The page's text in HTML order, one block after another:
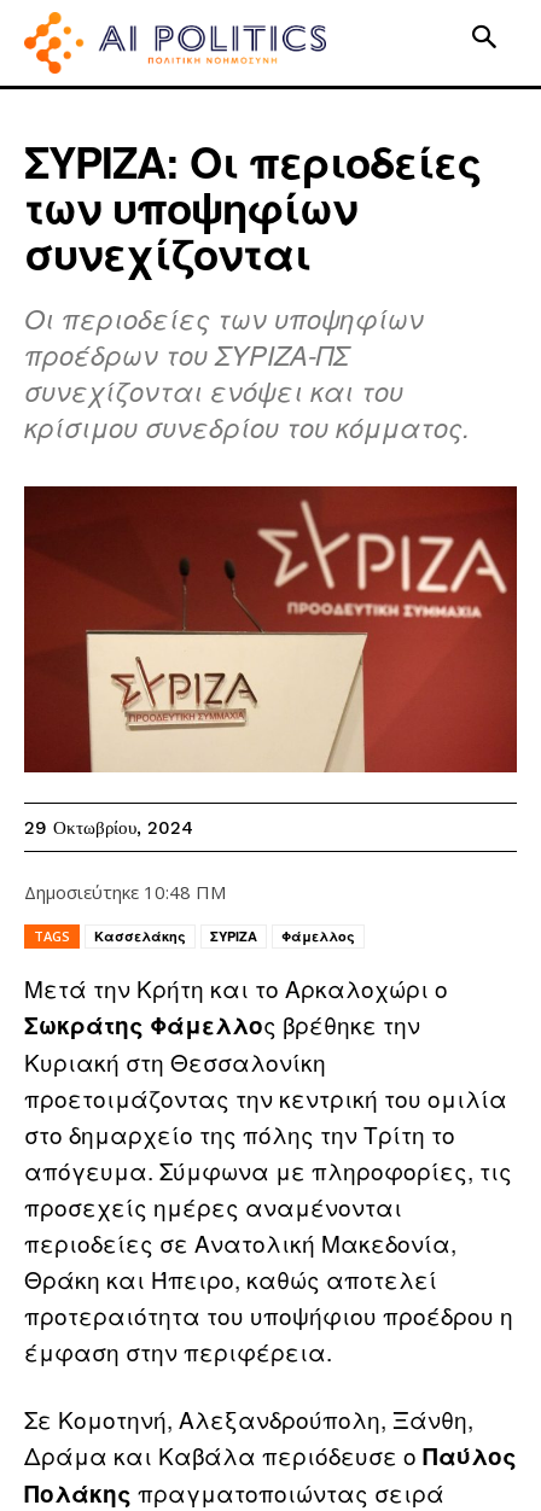
ΣΥΡΙΖΑ: Οι περιοδείες
των υποψηφίων
συνεχίζονται
Οι περιοδείες των υποψηφίων
προέδρων του ΣΥΡΙΖΑ-ΠΣ
συνεχίζονται ενόψει και του
κρίσιμου συνεδρίου του κόμματος.
29 Οκτωβρίου, 2024
Δημοσιεύτηκε 10:48 ΠΜ
TAGS Κασσελάκης ΣΥΡΙΖΑ Φάμελλος
Μετά την Κρήτη και το Αρκαλοχώρι ο
Σωκράτης Φάμελλος βρέθηκε την
Κυριακή στη Θεσσαλονίκη
προετοιμάζοντας την κεντρική του ομιλία
στο δημαρχείο της πόλης την Τρίτη το
απόγευμα. Σύμφωνα με πληροφορίες, τις
προσεχείς ημέρες αναμένονται
περιοδείες σε Ανατολική Μακεδονία,
Θράκη και Ήπειρο, καθώς αποτελεί
προτεραιότητα του υποψήφιου προέδρου η
έμφαση στην περιφέρεια.
Σε Κομοτηνή, Αλεξανδρούπολη, Ξάνθη,
Δράμα και Καβάλα περιόδευσε ο Παύλος
Πολάκης πραγματοποιώντας σειρά